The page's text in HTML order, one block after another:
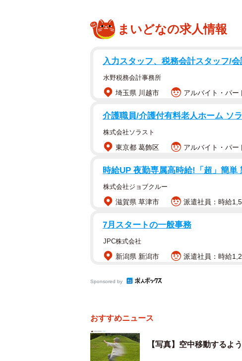
今年に入り、入院することを伝えてい
になったらまた写真を頑張ります」と前
6月5日には桜並木をスマホで撮影する
れるかな〜」と投稿していました。
9日になり、本人のインスタグラムを家
9日 97歳の生涯を閉じました」と伝え、
た。 多くの皆様に笑いと喜びをお届けし
まいりました。 本当にたくさんの方々と
ものにしてくれました」と振り返りました
まいどなの求人情報
入力スタッフ、税務会計スタッフ/
水野税務会計事務所
埼玉県 川越市 アルバイト・パー
介護職員/介護付有料老人ホーム ソ
株式会社ソラスト
東京都 葛飾区 アルバイト・パー
時給UP 夜勤専属高時給!「超」簡単
株式会社ジョブクルー
滋賀県 草津市 派遣社員：時給
7月スタートの一般事務
JPC株式会社
新潟県 新潟市 派遣社員：時給
Sponsored by
おすすめニュース
【写真】空中移動するよ